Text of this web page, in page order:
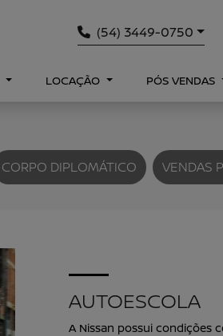
(54) 3449-0750
LOCAÇÃO PÓS VENDAS
CORPO DIPLOMÁTICO VENDAS
AUTOESCOLA
A Nissan possui condições